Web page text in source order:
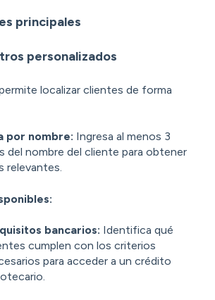
principales
personalizados
localizar clientes de forma
por nombre: Ingresa al menos 3
del nombre del cliente para obtener
relevantes.
bancarios: Identifica qué
cumplen con los criterios
para acceder a un crédito